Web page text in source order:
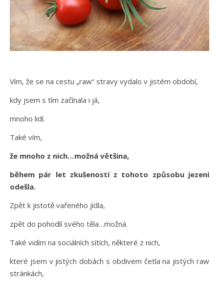
Vím, že se na cestu „raw“ stravy vydalo v jistém období,
kdy jsem s tím začínala i já,
mnoho lidí.
Také vím,
že mnoho z nich…možná většina,
během pár let zkušeností z tohoto způsobu jezení
odešla.
Zpět k jistotě vařeného jídla,
zpět do pohodlí svého těla…možná.
Také vidím na sociálních sítích, některé z nich,
které jsem v jistých dobách s obdivem četla na jistých raw
stránkách,